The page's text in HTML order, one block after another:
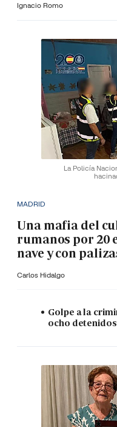
Ignacio Romo
La Policía
MADRID
Una mafia del
rumanos por 20
nave y con
Carlos Hidalgo
Golpe a la
ocho